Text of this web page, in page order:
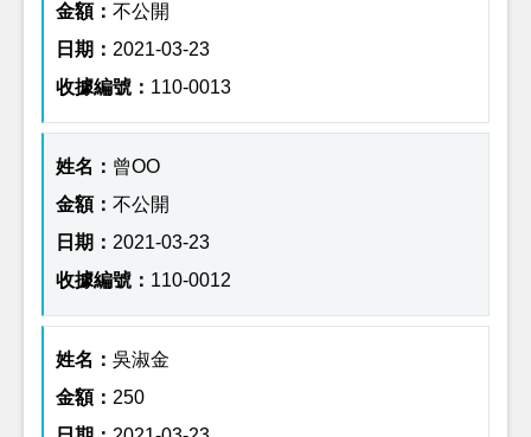
不公開
2021-03-23
110-0013
曾OO
不公開
2021-03-23
110-0012
吳淑金
250